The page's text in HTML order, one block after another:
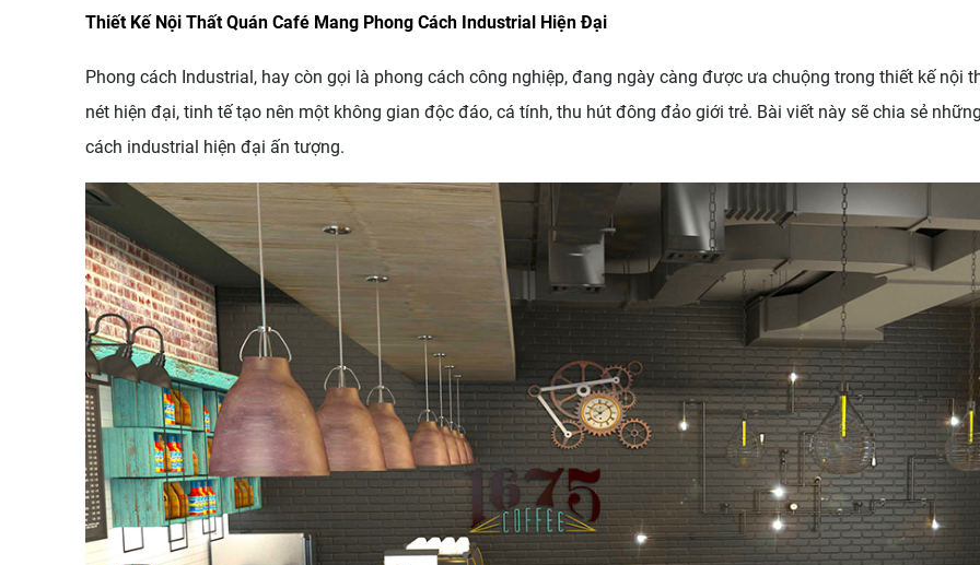
Thiết Kế Nội Thất Quán Café Mang Phong Cách Industrial Hiện Đại
Phong cách Industrial, hay còn gọi là phong cách công nghiệp, đang ngày càng được ưa chuộng trong thiết kế nội
nét hiện đại, tinh tế tạo nên một không gian độc đáo, cá tính, thu hút đông đảo giới trẻ. Bài viết này sẽ chia sẻ
cách industrial hiện đại ấn tượng.